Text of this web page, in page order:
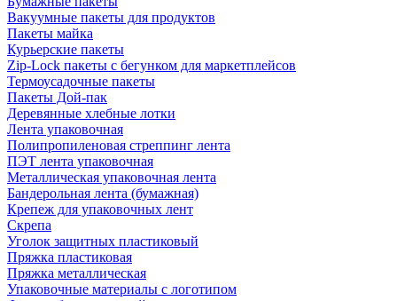
Вакуумные пакеты для продуктов
Пакеты майка
Курьерские пакеты
Zip-Lock пакеты с бегунком для маркетплейсов
Термоусадочные пакеты
Пакеты Дой-пак
Деревянные хлебные лотки
Лента упаковочная
Полипропиленовая стреппинг лента
ПЭТ лента упаковочная
Металлическая упаковочная лента
Бандерольная лента (бумажная)
Крепеж для упаковочных лент
Скрепа
Уголок защитных пластиковый
Пряжка пластиковая
Пряжка металлическая
Упаковочные материалы с логотипом